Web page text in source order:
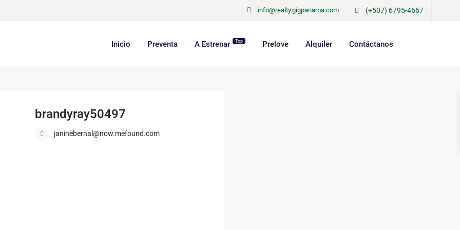
info@realty.gigpanama.com (+507) 6795-4667
Inicio Preventa A Estrenar Top Prelove Alquiler Contáctanos
brandyray50497
janinebernal@now.mefound.com